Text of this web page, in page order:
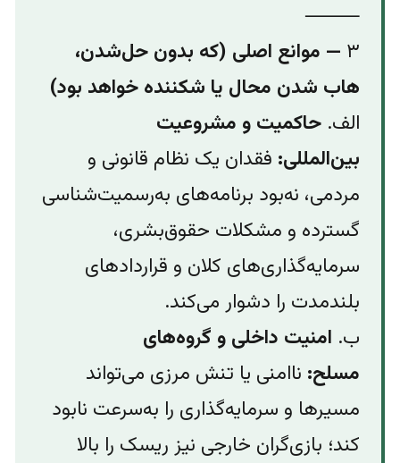
⸻
۳ — موانع اصلی (که بدون حل‌شدن،
هاب شدن محال یا شکننده خواهد بود)
الف. حاکمیت و مشروعیت
بین‌المللی: فقدان یک نظام قانونی و
مردمی، نه‌بود برنامه‌های به‌رسمیت‌شناسی
گسترده و مشکلات حقوق‌بشری،
سرمایه‌گذاری‌های کلان و قراردادهای
بلندمدت را دشوار می‌کند.
ب. امنیت داخلی و گروه‌های
مسلح: ناامنی یا تنش مرزی می‌تواند
مسیرها و سرمایه‌گذاری را به‌سرعت نابود
کند؛ بازی‌گران خارجی نیز ریسک را بالا